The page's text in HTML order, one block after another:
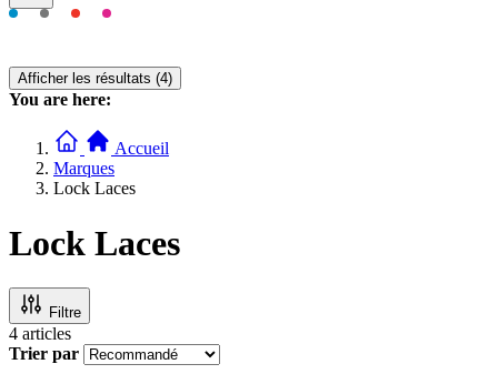
Afficher les résultats (4)
You are here:
Accueil
Marques
Lock Laces
Lock Laces
Filtre
4 articles
Trier par